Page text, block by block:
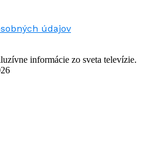
údajov
informácie zo sveta televízie.